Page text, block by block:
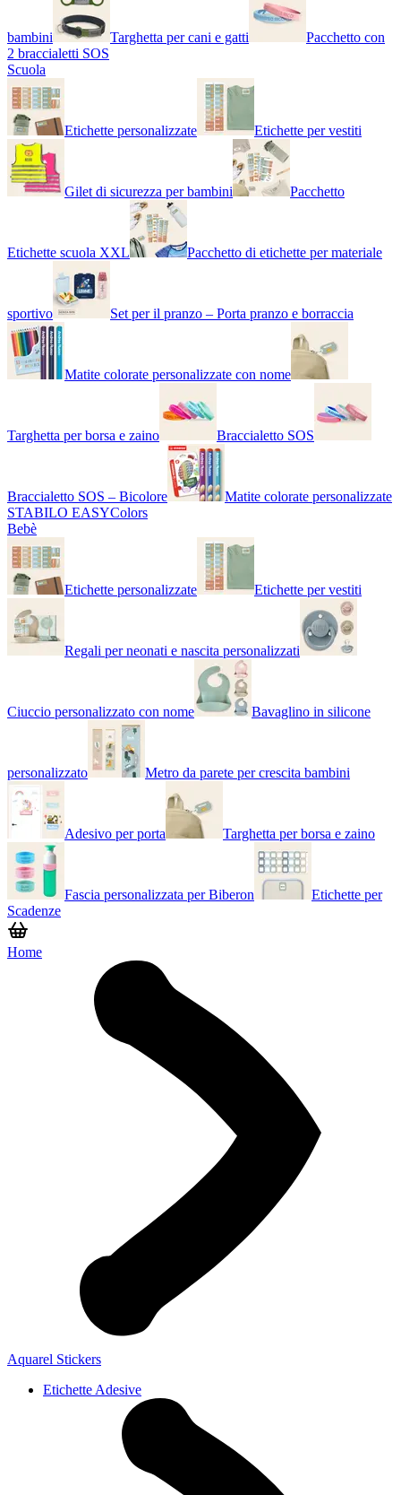
bambini Targhetta per cani e gatti
Pacchetto con
2 braccialetti SOS
Scuola
Etichette personalizzate Etichette per vestiti
Gilet di sicurezza per bambini Pacchetto
Etichette scuola XXL Pacchetto di etichette per materiale
sportivo Set per il pranzo – Porta pranzo e borraccia
Matite colorate personalizzate con nome
Targhetta per borsa e zaino Braccialetto SOS
Braccialetto SOS – Bicolore
Matite colorate personalizzate
STABILO EASYColors
Bebè
Etichette personalizzate Etichette per vestiti
Regali per neonati e nascita personalizzati
Ciuccio personalizzato con nome Bavaglino in silicone
personalizzato Metro da parete per crescita bambini
Adesivo per porta Targhetta per borsa e zaino
Fascia personalizzata per Biberon
Etichette per
Scadenze
Home
Aquarel Stickers
Etichette Adesive